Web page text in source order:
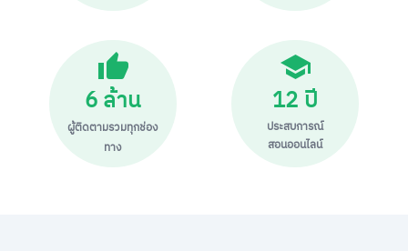
6 ล้าน
ผู้ติดตามรวมทุกช่อง
ทาง
12 ปี
ประสบการณ์
สอนออนไลน์